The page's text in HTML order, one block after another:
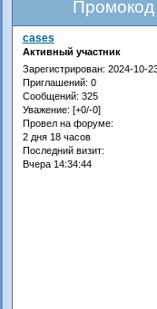
cases
Активный участник
Зарегистрирован: 2024-10-
Приглашений: 0
Сообщений: 325
Уважение: [+0/-0]
Провел на форуме:
2 дня 18 часов
Последний визит:
Вчера 14:34:44